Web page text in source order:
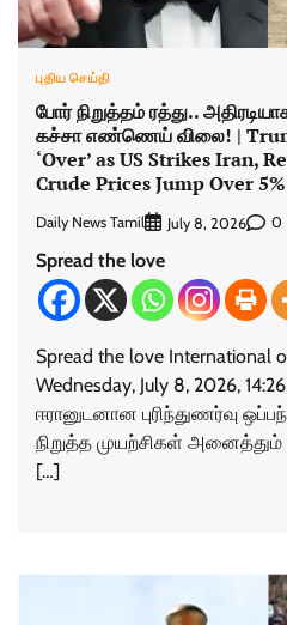
புதிய செய்தி
போர் நிறுத்தம் ரத்து..
கச்சா எண்ணெய் விலை! |
‘Over’ as US Strikes Iran,
Crude Prices Jump Over 5%
Daily News Tamil July 8, 2026 0
Spread the love
Spread the love International
Wednesday, July 8, 2026,
ஈரானுடனான புரிந்துணர்வு
நிறுத்த முயற்சிகள் அனைத்தும்
[…]